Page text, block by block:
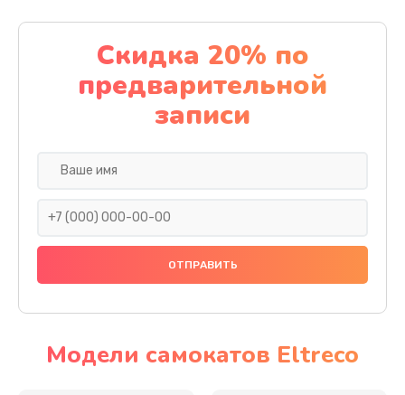
Заказать
Замена корпуса
900 руб.
Заказать
Восстановление после попадания влаги
Замена датчика холла
Скидка 20% по
предварительной
записи
Модели самокатов Eltreco